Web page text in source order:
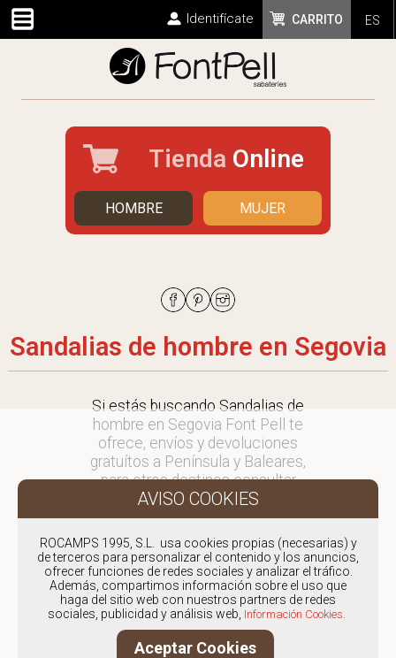
ES
CARRITO
Identifícate
Tienda Online
HOMBRE MUJER
Sandalias de hombre en Segovia
Si estás buscando Sandalias de
hombre en Segovia Font Pell te
ofrece, envíos y devoluciones
gratuítos a Península y Baleares,
para otros destinos consultar
en comercial@fontpell.com.
Los envíos a Segovia gestionados
entre semana se entregarán en
menos de 48 horas; los pedidos
realizados en fin de semana, el
producto se enviará a partir del
lunes.
ROCAMPS 1995, S.L. usa cookies propias (necesarias) y
de terceros para personalizar el contenido y los anuncios,
ofrecer funciones de redes sociales y analizar el tráfico.
Además, compartimos información sobre el uso que
haga del sitio web con nuestros partners de redes
sociales, publicidad y análisis web, Información Cookies.
Aceptar Cookies